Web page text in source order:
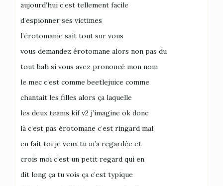
aujourd’hui c’est tellement facile
d’espionner ses victimes
l’érotomanie sait tout sur vous
vous demandez érotomane alors non pas du
tout bah si vous avez prononcé mon nom
le mec c’est comme beetlejuice comme
chantait les filles alors ça laquelle
les deux teams kif v2 j’imagine ok donc
là c’est pas érotomane c’est ringard mal
en fait toi je veux tu m’a regardée et
crois moi c’est un petit regard qui en
dit long ça tu vois ça c’est typique